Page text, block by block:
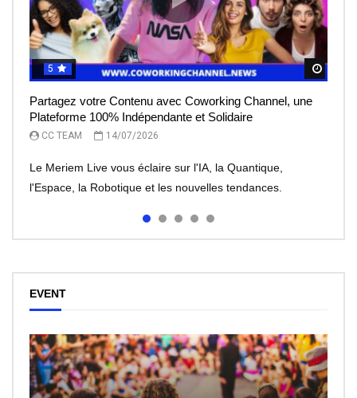
5
Partagez votre Contenu avec Coworking Channel, une
Plateforme 100% Indépendante et Solidaire
CC TEAM 14/07/2026
Le Meriem Live vous éclaire sur l'IA, la Quantique,
l'Espace, la Robotique et les nouvelles tendances.
5
Le Meriem Live vous éclaire sur l’IA, la Quantique,
l’Espace
CC TEAM 13/07/2026
5
IA et robots : peut-on leur faire totalement confiance ?
CC TEAM 08/07/2026
5
Le rêve de l’entrepreneur, devenir une licorne, mais à
quel prix?
CC TEAM 07/07/2026
5
Meriem Live à la découverte des Robots
CC TEAM 30/06/2026
EVENT